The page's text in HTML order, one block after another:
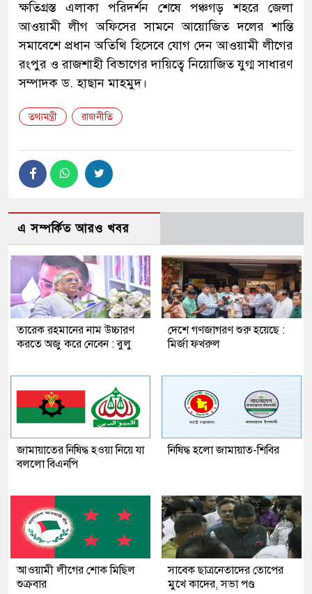
ক্ষতিগ্রস্ত এলাকা পরিদর্শন শেষে পঞ্চগড় শহরে জেলা
আওয়ামী লীগ অফিসের সামনে আয়োজিত দলের শান্তি
সমাবেশে প্রধান অতিথি হিসেবে যোগ দেন আওয়ামী লীগের
রংপুর ও রাজশাহী বিভাগের দায়িত্বে নিয়োজিত যুগ্ম সাধারণ
সম্পাদক ড. হাছান মাহমুদ।
তথ্যমন্ত্রী রাজনীতি
এ সম্পর্কিত আরও খবর
তারেক রহমানের নাম উচ্চারণ
করতে অজু করে নেবেন : বুলু
দেশে গণজাগরণ শুরু হয়েছে :
মির্জা ফখরুল
জামায়াতের নিষিদ্ধ হওয়া নিয়ে যা
বললো বিএনপি
নিষিদ্ধ হলো জামায়াত-শিবির
আওয়ামী লীগের শোক মিছিল
শুক্রবার
সাবেক ছাত্রনেতাদের তোপের
মুখে কাদের, সভা পণ্ড